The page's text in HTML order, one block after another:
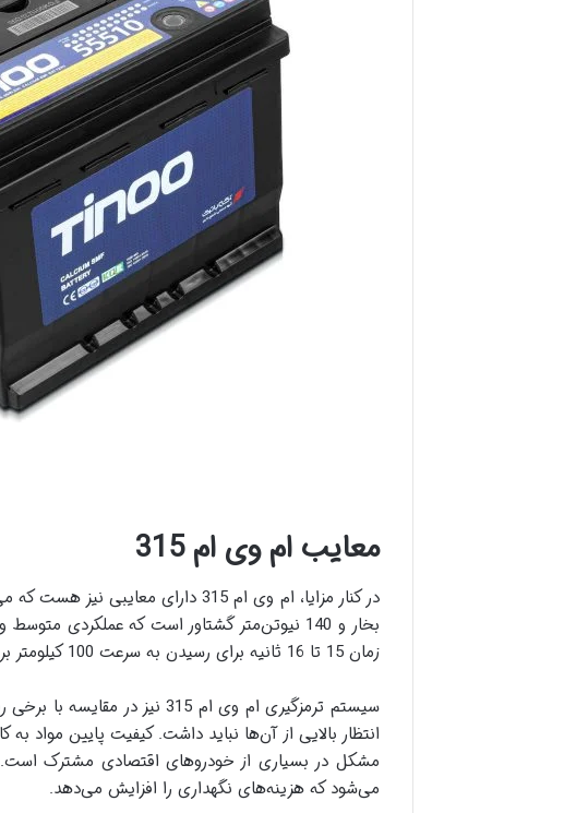
معایب ام وی ام 315
بخار و 140 نیوتن‌متر گشتاور است که عملکردی
زمان 15 تا 16 ثانیه برای رسیدن به سرعت 100 کیلومتر بر ساعت، از دیگر نقاط ضعف فنی آن است که برای علاقه‌مندان به سرعت و چابکی مناسب نیست.
انتظار بالایی از آن‌ها نباید داشت. کیفیت پایین
مشکل در بسیاری از خودروهای اقتصادی مشترک است.
می‌شود که هزینه‌های نگهداری را افزایش می‌دهد.